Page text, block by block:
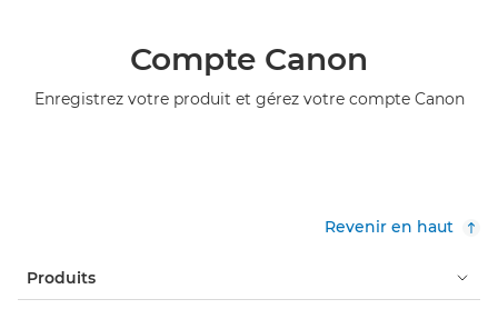
Compte Canon
Enregistrez votre produit et gérez votre compte Canon
Revenir en haut
Produits